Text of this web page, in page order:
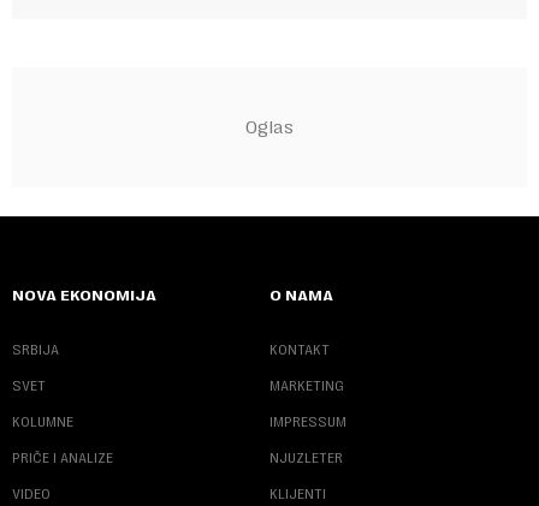
NOVA EKONOMIJA
SRBIJA
SVET
KOLUMNE
PRIČE I ANALIZE
VIDEO
O NAMA
KONTAKT
MARKETING
IMPRESSUM
NJUZLETER
KLIJENTI